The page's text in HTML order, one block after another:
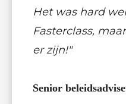
Het was hard
Fasterclass,
er zijn!"
Senior